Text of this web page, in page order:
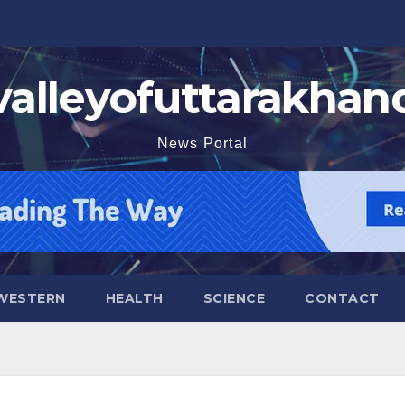
News Portal
HEALTH SCIENCE CONTACT